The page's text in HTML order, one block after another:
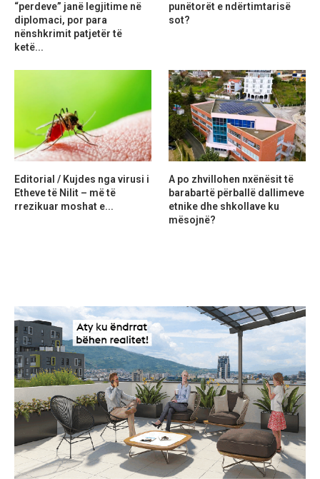
“perdeve” janë legjitime në
diplomaci, por para
nënshkrimit patjetër të
ketë...
punëtorët e ndërtimtarisë
sot?
Editorial / Kujdes nga virusi i
Etheve të Nilit – më të
rrezikuar moshat e...
A po zhvillohen nxënësit të
barabartë përballë dallimeve
etnike dhe shkollave ku
mësojnë?